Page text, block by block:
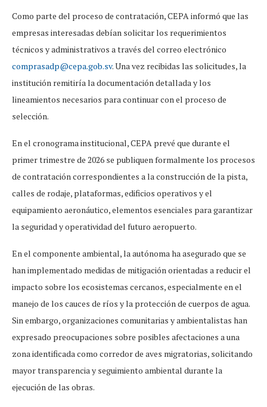
Como parte del proceso de contratación, CEPA informó que las
empresas interesadas debían solicitar los requerimientos
técnicos y administrativos a través del correo electrónico
comprasadp@cepa.gob.sv. Una vez recibidas las solicitudes, la
institución remitiría la documentación detallada y los
lineamientos necesarios para continuar con el proceso de
selección.
En el cronograma institucional, CEPA prevé que durante el
primer trimestre de 2026 se publiquen formalmente los procesos
de contratación correspondientes a la construcción de la pista,
calles de rodaje, plataformas, edificios operativos y el
equipamiento aeronáutico, elementos esenciales para garantizar
la seguridad y operatividad del futuro aeropuerto.
En el componente ambiental, la autónoma ha asegurado que se
han implementado medidas de mitigación orientadas a reducir el
impacto sobre los ecosistemas cercanos, especialmente en el
manejo de los cauces de ríos y la protección de cuerpos de agua.
Sin embargo, organizaciones comunitarias y ambientalistas han
expresado preocupaciones sobre posibles afectaciones a una
zona identificada como corredor de aves migratorias, solicitando
mayor transparencia y seguimiento ambiental durante la
ejecución de las obras.